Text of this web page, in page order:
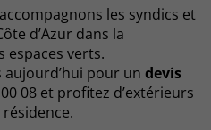
les syndics et
d’Azur dans la
espaces verts.
aujourd’hui pour un devis
08 et profitez d’extérieurs